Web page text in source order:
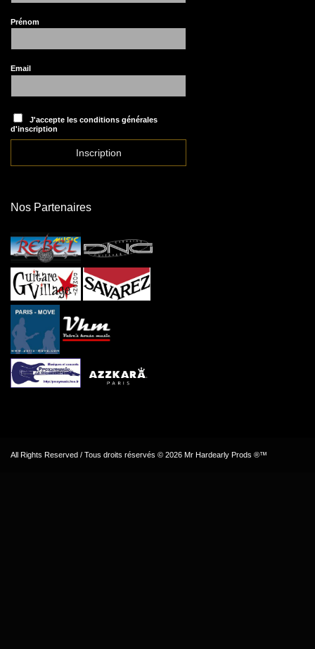
Prénom
Email
J'accepte les conditions générales
d'inscription
Nos Partenaires
All Rights Reserved / Tous droits réservés © 2026 Mr Hardearly Prods ®™